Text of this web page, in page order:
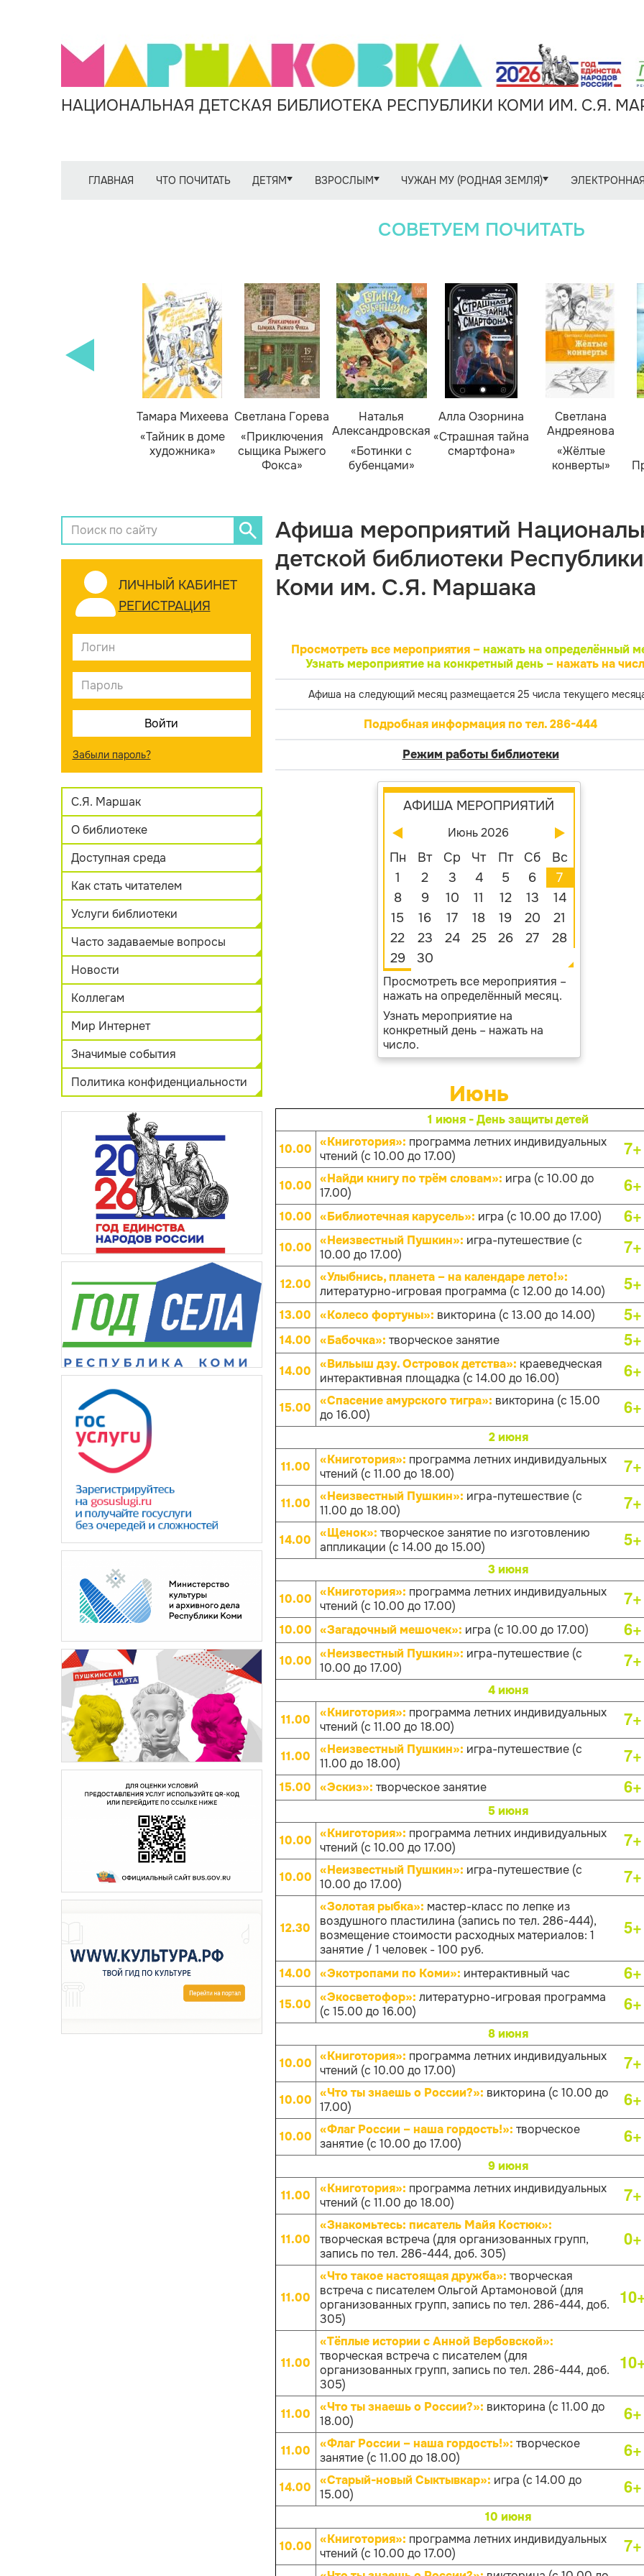
НАЦИОНАЛЬНАЯ ДЕТСКАЯ БИБЛИОТЕКА РЕСПУБЛИКИ КОМИ ИМ. С.Я.
ГЛАВНАЯ ЧТО ПОЧИТАТЬ ДЕТЯМ ВЗРОСЛЫМ ЧУЖАН МУ (РОДНАЯ ЗЕМЛЯ)
СОВЕТУЕМ ПОЧИТАТЬ
Тамара Михеева
«Тайник в доме
художника»
Светлана Горева
«Приключения
сыщика Рыжего
Фокса»
Наталья
Александровская
«Ботинки с
бубенцами»
Алла Озорнина
«Страшная тайна
смартфона»
Светлана
Андреянова
«Жёлтые
конверты»
ЛИЧНЫЙ КАБИНЕТ
РЕГИСТРАЦИЯ
Забыли пароль?
С.Я. Маршак
О библиотеке
Доступная среда
Как стать читателем
Услуги библиотеки
Часто задаваемые вопросы
Новости
Коллегам
Мир Интернет
Значимые события
Политика конфиденциальности
Афиша мероприятий
детской библиотеки Республики
Коми им. С.Я. Маршака
Просмотреть все мероприятия – нажать на определённый
Узнать мероприятие на конкретный день –нажать на
Афиша на следующий месяц размещается 25 числа текущего
Подробная информация по тел. 286-444
Режим работы библиотеки
АФИША МЕРОПРИЯТИЙ
Июнь 2026
Пн Вт Ср Чт Пт Сб
Вс
1
2 3 4 5 6
7
8
9 10 11 12 13
14
15
16 17 18 19 20
21
22
23 24 25 26 27
28
29
30
Просмотреть все мероприятия –
нажать на определённый месяц.
Узнать мероприятие на
конкретный день – нажать на
число.
Июнь
1 июня - День защиты детей
10.00 «Книготория»: программа летних индивидуальных
чтений (с 10.00 до 17.00)
7+
10.00 «Найди книгу по трём словам»: игра (с 10.00 до
17.00)
6+
10.00 «Библиотечная карусель»: игра (с 10.00 до 17.00) 6+
10.00 «Неизвестный Пушкин»: игра-путешествие (с
10.00 до 17.00)
7+
12.00
«Улыбнись, планета – на календаре лето!»:
литературно-игровая программа (с 12.00 до 14.00)
5+
13.00 «Колесо фортуны»: викторина (с 13.00 до 14.00) 5+
14.00
«Бабочка»: творческое занятие 5+
14.00 «Вильыш дзу. Островок детства»: краеведческая
интерактивная площадка (с 14.00 до 16.00)
6+
15.00 «Спасение амурского тигра»: викторина (с 15.00
до 16.00)
6+
2 июня
11.00
«Книготория»: программа летних индивидуальных
чтений (с 11.00 до 18.00)
7+
11.00
«Неизвестный Пушкин»: игра-путешествие (с
11.00 до 18.00)
7+
14.00
«Щенок»: творческое занятие по изготовлению
аппликации (с 14.00 до 15.00)
5+
3 июня
10.00 «Книготория»: программа летних индивидуальных
чтений (с 10.00 до 17.00)
7+
10.00 «Загадочный мешочек»: игра (с 10.00 до 17.00) 6+
10.00 «Неизвестный Пушкин»: игра-путешествие (с
10.00 до 17.00)
7+
4 июня
11.00
«Книготория»: программа летних индивидуальных
чтений (с 11.00 до 18.00)
7+
11.00
«Неизвестный Пушкин»: игра-путешествие (с
11.00 до 18.00)
7+
15.00
«Эскиз»: творческое занятие 6+
5 июня
10.00 «Книготория»: программа летних индивидуальных
чтений (с 10.00 до 17.00)
7+
10.00 «Неизвестный Пушкин»: игра-путешествие (с
10.00 до 17.00)
7+
12.30
«Золотая рыбка»: мастер-класс по лепке из
воздушного пластилина (запись по тел. 286-444),
возмещение стоимости расходных материалов: 1
занятие / 1 человек - 100 руб.
5+
14.00 «Экотропами по Коми»: интерактивный час 6+
15.00 «Экосветофор»: литературно-игровая программа
(с 15.00 до 16.00)
6+
8 июня
10.00 «Книготория»: программа летних индивидуальных
чтений (с 10.00 до 17.00)
7+
10.00 «Что ты знаешь о России?»: викторина (с 10.00 до
17.00)
6+
10.00 «Флаг России – наша гордость!»: творческое
занятие (с 10.00 до 17.00)
6+
9 июня
11.00
«Книготория»: программа летних индивидуальных
чтений (с 11.00 до 18.00)
7+
11.00
«Знакомьтесь: писатель Майя Костюк»:
творческая встреча (для организованных групп,
запись по тел. 286-444, доб. 305)
0+
11.00
«Что такое настоящая дружба»: творческая
встреча с писателем Ольгой Артамоновой (для
организованных групп, запись по тел. 286-444, доб.
305)
11.00
«Тёплые истории с Анной Вербовской»:
творческая встреча с писателем (для
организованных групп, запись по тел. 286-444, доб.
305)
11.00 «Что ты знаешь о России?»: викторина (с 11.00 до
18.00)
6+
11.00 «Флаг России – наша гордость!»: творческое
занятие (с 11.00 до 18.00)
6+
14.00 «Старый-новый Сыктывкар»: игра (с 14.00 до
15.00)
6+
10 июня
10.00 «Книготория»: программа летних индивидуальных
чтений (с 10.00 до 17.00)
7+